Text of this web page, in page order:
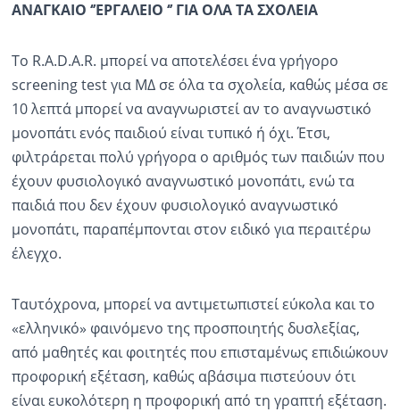
ΑΝΑΓΚΑΙΟ ‘’ΕΡΓΑΛΕΙΟ ‘’ ΓΙΑ ΟΛΑ ΤΑ ΣΧΟΛΕΙΑ
To R.A.D.A.R. μπορεί να αποτελέσει ένα γρήγορο
screening test για ΜΔ σε όλα τα σχολεία, καθώς μέσα σε
10 λεπτά μπορεί να αναγνωριστεί αν το αναγνωστικό
μονοπάτι ενός παιδιού είναι τυπικό ή όχι. Έτσι,
φιλτράρεται πολύ γρήγορα ο αριθμός των παιδιών που
έχουν φυσιολογικό αναγνωστικό μονοπάτι, ενώ τα
παιδιά που δεν έχουν φυσιολογικό αναγνωστικό
μονοπάτι, παραπέμπονται στον ειδικό για περαιτέρω
έλεγχο.
Ταυτόχρονα, μπορεί να αντιμετωπιστεί εύκολα και το
«ελληνικό» φαινόμενο της προσποιητής δυσλεξίας,
από μαθητές και φοιτητές που επισταμένως επιδιώκουν
προφορική εξέταση, καθώς αβάσιμα πιστεύουν ότι
είναι ευκολότερη η προφορική από τη γραπτή εξέταση.